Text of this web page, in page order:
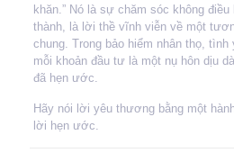
khăn.” Nó là sự chăm sóc không
thành, là lời thề vĩnh viễn về một
chung. Trong bảo hiểm nhân thọ,
mỗi khoản đầu tư là một nụ hôn dịu
đã hẹn ước.
Hãy nói lời yêu thương bằng một
lời hẹn ước.